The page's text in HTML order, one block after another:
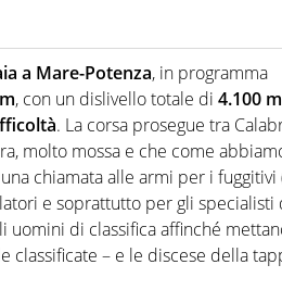
di tutto ciò che sia
la strada fa largo alle due o alle
a Mare-Potenza, in programma
, con un dislivello totale di 4.100
. La corsa prosegue tra
molto mossa e che come
chiamata alle armi per i fuggitivi
e soprattutto per gli specialisti
uomini di classifica affinché
classificate – e le discese della